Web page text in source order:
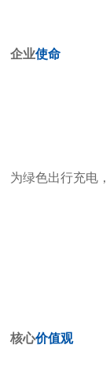
企业使命
为绿色出行充电
核心价值观